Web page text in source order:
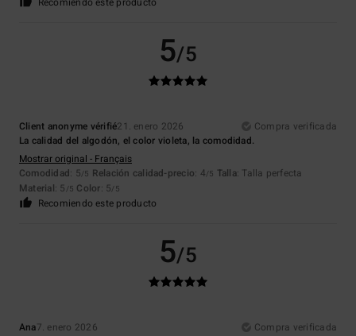
5/5
Client anonyme vérifié21. enero 2026
Compra verificada
La calidad del algodón, el color violeta, la comodidad.
Mostrar original - Français
Comodidad: 5/5 Relación calidad-precio: 4/5 Talla: Talla perfecta
Material: 5 /5 Color: 5/5
Recomiendo este producto
5/5
Ana7. enero 2026
Compra verificada